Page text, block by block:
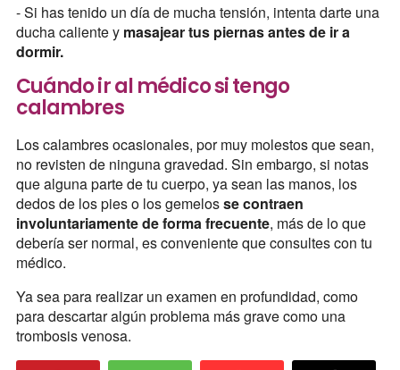
- Si has tenido un día de mucha tensión, intenta darte una
ducha caliente y masajear tus piernas antes de ir a
dormir.
Cuándo ir al médico si tengo
calambres
Los calambres ocasionales, por muy molestos que sean,
no revisten de ninguna gravedad. Sin embargo, si notas
que alguna parte de tu cuerpo, ya sean las manos, los
dedos de los pies o los gemelosse contraen
involuntariamente de forma frecuente, más de lo que
debería ser normal, es conveniente que consultes con tu
médico.
Ya sea para realizar un examen en profundidad, como
para descartar algún problema más grave como una
trombosis venosa.